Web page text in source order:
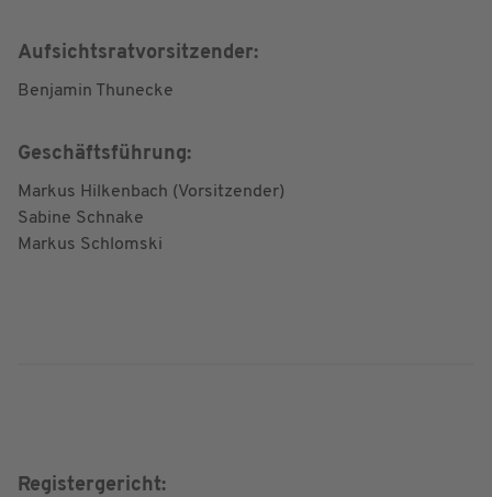
Aufsichtsratvorsitzender:
Benjamin Thunecke
Geschäftsführung:
Markus Hilkenbach (Vorsitzender)
Sabine Schnake
Markus Schlomski
Registergericht: